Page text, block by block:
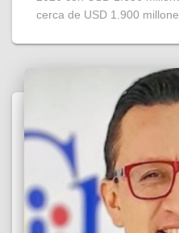
cerca de USD 1.900